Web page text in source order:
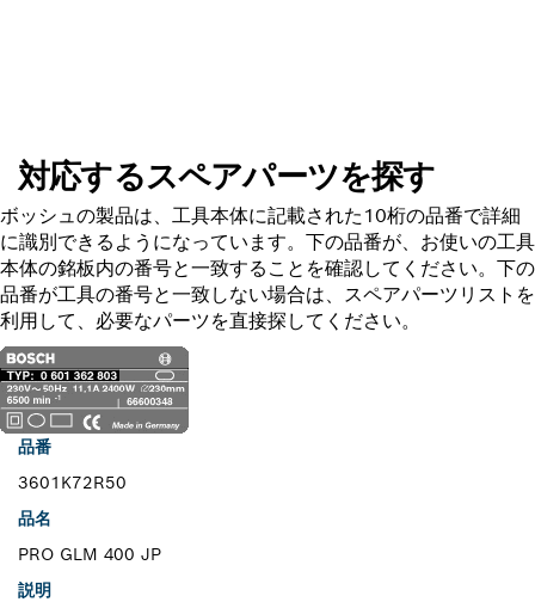
対応するスペアパーツを探す
ボッシュの製品は、工具本体に記載された10桁の品番で詳細
に識別できるようになっています。下の品番が、お使いの工具
本体の銘板内の番号と一致することを確認してください。下の
品番が工具の番号と一致しない場合は、スペアパーツリストを
利用して、必要なパーツを直接探してください。
品番
3601K72R50
品名
PRO GLM 400 JP
説明